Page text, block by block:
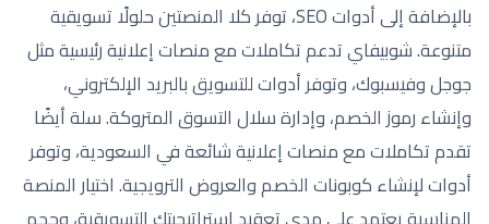
بالإضافة إلى أدوات SEO، توفر كلا المنصتين حلولًا تسويقية
متنوعة. شوبيفاي تدعم تكاملات مع منصات إعلانية رئيسية مثل
جوجل وفيسبوك، وتوفر أدوات للتسويق بالبريد الإلكتروني،
وإنشاء رموز الخصم، وإدارة سلال التسوق المتروكة. سلة أيضًا
تقدم تكاملات مع منصات إعلانية شائعة في السعودية، وتوفر
أدوات لإنشاء كوبونات الخصم والعروض الترويجية. اختيار المنصة